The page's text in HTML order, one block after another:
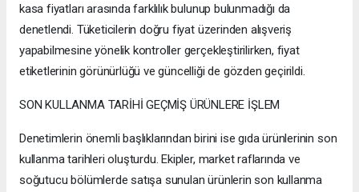
kasa fiyatları arasında farklılık bulunup bulunmadığı da
denetlendi. Tüketicilerin doğru fiyat üzerinden alışveriş
yapabilmesine yönelik kontroller gerçekleştirilirken, fiyat
etiketlerinin görünürlüğü ve güncelliği de gözden geçirildi.
SON KULLANMA TARİHİ GEÇMİŞ ÜRÜNLERE İŞLEM
Denetimlerin önemli başlıklarından birini ise gıda ürünlerinin son
kullanma tarihleri oluşturdu. Ekipler, market raflarında ve
soğutucu bölümlerde satışa sunulan ürünlerin son kullanma